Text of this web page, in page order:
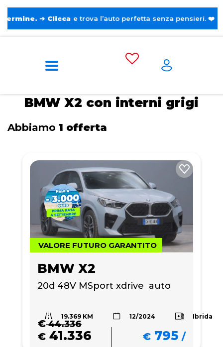
➔ Clicca e trova l’auto perfetta senza pensieri. ❤️
BMW X2 con interni grigi
Abbiamo 1 offerta
VALORE FUTURO GARANTITO
BMW X2
20d 48V MSport xdrive  auto
19.369 KM 12/2024 Ibrida
€44.336
€ 41.336 € 795 /